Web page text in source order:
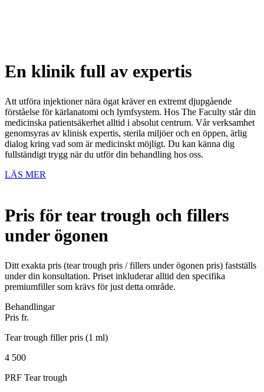
En klinik full av expertis
Att utföra injektioner nära ögat kräver en extremt djupgående
förståelse för kärlanatomi och lymfsystem. Hos The Faculty står din
medicinska patientsäkerhet alltid i absolut centrum. Vår verksamhet
genomsyras av klinisk expertis, sterila miljöer och en öppen, ärlig
dialog kring vad som är medicinskt möjligt. Du kan känna dig
fullständigt trygg när du utför din behandling hos oss.
LÄS MER
Pris för tear trough och fillers
under ögonen
Ditt exakta pris (tear trough pris / fillers under ögonen pris) fastställs
under din konsultation. Priset inkluderar alltid den specifika
premiumfiller som krävs för just detta område.
Behandlingar
Pris fr.
Tear trough filler pris (1 ml)
4 500
PRF Tear trough